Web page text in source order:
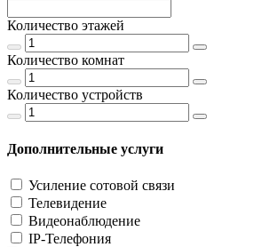
Количество этажей
Количество комнат
Количество устройств
Дополнительные услуги
Усиление сотовой связи
Телевидение
Видеонаблюдение
IP-Телефония